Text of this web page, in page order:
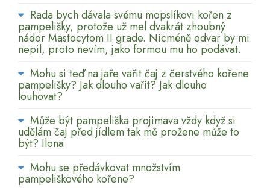
Rada bych dávala svému mopslíkovi kořen z
pampelišky, protože už mel dvakrát zhoubný
nádor Mastocytom II grade. Nicméně odvar by mi
nepil, proto nevím, jako formou mu ho podávat.
Mohu si teď na jaře vařit čaj z čerstvého kořene
pampelišky? Jak dlouho vařit? Jak dlouho
louhovat?
Může být pampeliška projimava vždy když si
udělám čaj před jídlem tak mě prožene může to
být? Ilona
Mohu se předávkovat množstvím
pampeliškového kořene?